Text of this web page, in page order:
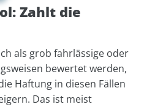
Zahlt die
als grob fahrlässige oder
bewertet werden,
Haftung in diesen Fällen
Das ist meist